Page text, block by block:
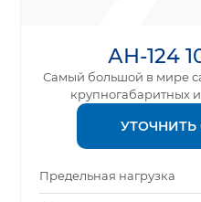
АН-124
Самый большой в мире
крупногабаритных
Предельная нагрузка